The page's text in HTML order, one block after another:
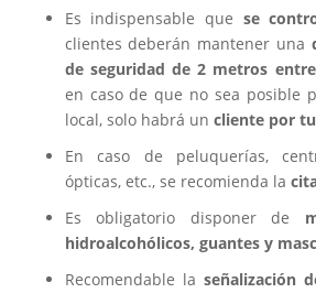
Es indispensable que se
clientes deberán mantener una
de seguridad de 2 metros
en caso de que no sea posible
local, solo habrá un cliente por
En caso de peluquerías,
ópticas, etc., se recomienda la
Es obligatorio disponer de
hidroalcohólicos, guantes y
Recomendable la señalización